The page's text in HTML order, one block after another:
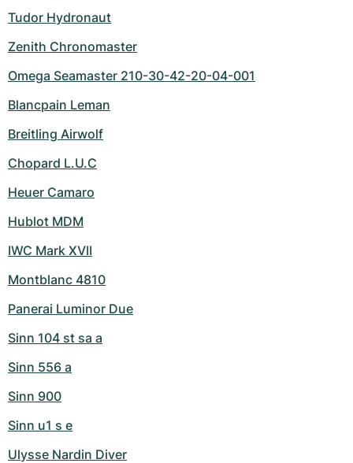
Tudor Hydronaut
Zenith Chronomaster
Omega Seamaster 210-30-42-20-04-001
Blancpain Leman
Breitling Airwolf
Chopard L.U.C
Heuer Camaro
Hublot MDM
IWC Mark XVII
Montblanc 4810
Panerai Luminor Due
Sinn 104 st sa a
Sinn 556 a
Sinn 900
Sinn u1 s e
Ulysse Nardin Diver